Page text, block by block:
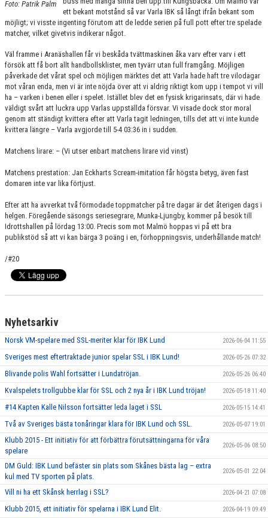
KONTAKT
MATCHER
HERRAR ALLSVENSKAN 25/26
SKÅNEMÄSTERSKAPEN 21/22
Foto: Patrik Palm
ett bekant motstånd så var Varla IBK så långt ifrån bekant som
möjligt; vi visste ingenting förutom att de ledde serien på full pott efter tre spelade
matcher, vilket givetvis indikerar något.
Väl framme i Aranäshallen får vi beskåda tvättmaskinen åka varv efter varv i ett
försök att få bort allt handbollsklister, men tyvärr utan full framgång. Möjligen
påverkade det vårat spel och möjligen märktes det att Varla hade haft tre vilodagar
mot våran enda, men vi är inte nöjda över att vi aldrig riktigt kom upp i tempot vi vill
ha – varken i benen eller i spelet. Istället blev det en fysisk krigarinsats, där vi hade
väldigt svårt att luckra upp Varlas uppställda försvar. Vi visade dock stor moral
genom att ständigt kvittera efter att Varla tagit ledningen, tills det att vi inte kunde
kvittera längre – Varla avgjorde till 5-4 03:36 in i sudden.
Matchens lirare: – (Vi utser enbart matchens lirare vid vinst)
Matchens prestation: Jan Eckharts Scream-imitation får högsta betyg, även fast
domaren inte var lika förtjust.
Efter att ha avverkat två förmodade toppmatcher på tre dagar är det återigen dags i
helgen. Föregående säsongs seriesegrare, Munka-Ljungby, kommer på besök till
Idrottshallen på lördag 13:00. Precis som mot Malmö hoppas vi på ett bra
publikstöd så att vi kan bärga 3 poäng i en, förhoppningsvis, underhållande match!
/#20
Nyhetsarkiv
Norsk VM-spelare med SSL-meriter klar för IBK Lund 2026-06-04 11:55
Sveriges mest eftertraktade junior spelar SSL i IBK Lund! 2026-05-26 07:32
Blivande polis Wahl fortsätter i Lundatröjan. 2026-05-26 06:40
Kvalspelets trollgubbe klar för SSL och 2 nya år i IBK Lund tröjan! 2026-05-18 11:40
#14 Kapten Kalle Nilsson fortsätter leda laget i SSL 2026-05-15 14:41
Två av Sveriges bästa tonåringar klara för IBK Lund och SSL. 2026-05-07 19:01
Klubb 2015 - Ett initiativ för att förbättra förutsättningarna för våra
spelare
2026-05-06 08:50
DM Guld: IBK Lund befäster sin plats som Skånes bästa lag – extra
kul med TV sporten på plats.
2026-05-01 22:04
Vill ni ha ett Skånsk herrlag i SSL? 2026-04-21 07:08
Klubb 2015, ett initiativ för spelarna i IBK Lund Elit. 2026-04-19 09:49